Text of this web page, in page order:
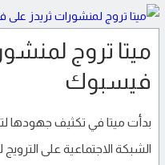
ميتا تروج
فيسبوك
بدأت ميتا في تكثيف جهودها
الشبكة الاجتماعية على